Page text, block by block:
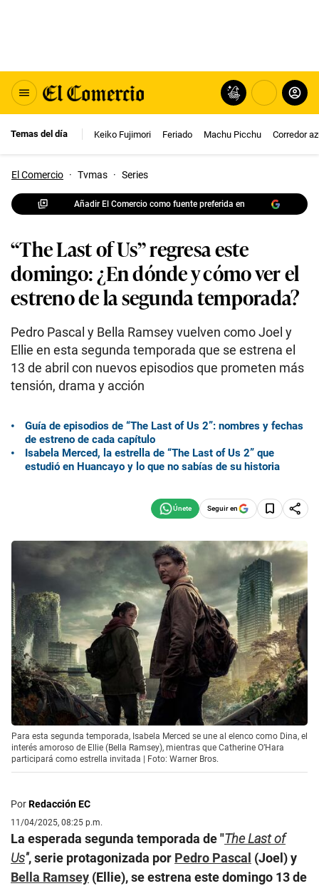
Temas del día Keiko Fujimori Feriado Machu Picchu Corredor
El Comercio · Tvmas · Series
Añadir El Comercio como fuente preferida en
“The Last of Us” regresa este
domingo: ¿En dónde y cómo ver el
estreno de la segunda temporada?
Pedro Pascal y Bella Ramsey vuelven como Joel y
Ellie en esta segunda temporada que se estrena el
13 de abril con nuevos episodios que prometen más
tensión, drama y acción
Guía de episodios de “The Last of Us 2”: nombres y fechas
de estreno de cada capítulo
Isabela Merced, la estrella de “The Last of Us 2” que
estudió en Huancayo y lo que no sabías de su historia
Seguir en
Para esta segunda temporada, Isabela Merced se une al elenco como Dina, el
interés amoroso de Ellie (Bella Ramsey), mientras que Catherine O’Hara
participará como estrella invitada | Foto: Warner Bros.
PorRedacción EC
11/04/2025, 08:25 p.m.
La esperada segunda temporada de "The Last of
Us", serie protagonizada por Pedro Pascal (Joel) y
Bella Ramsey (Ellie), se estrena este domingo 13 de